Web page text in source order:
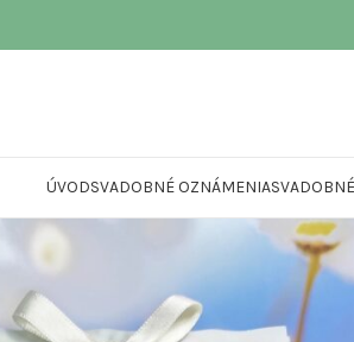
ÚVODSVADOBNÉ OZNÁMENIA